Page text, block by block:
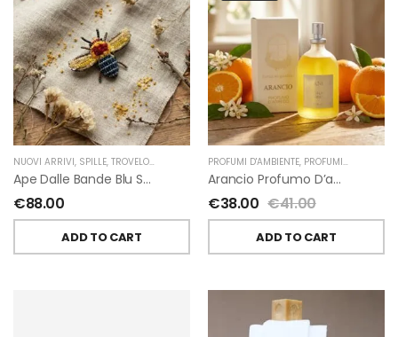
NUOVI ARRIVI, SPILLE, TROVELORE
Ape Dalle Bande Blu Spilla Decorata A Mano Di Trovelore
€88.00
ADD TO CART
PROFUMI D'AMBIENTE, PROFUMI D'AMBIENTE FIORIRA' UN GIARDINO
Arancio Profumo D’ambiente Di Fiorirà Un Giardino
€38.00 €41.00
ADD TO CART